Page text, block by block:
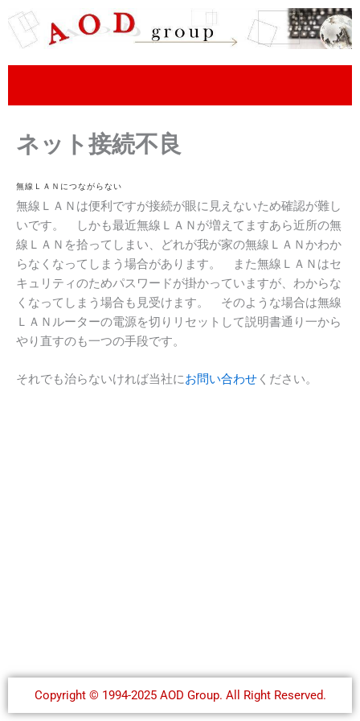
容
ス
ッ
ネット接続不良
無線ＬＡＮにつながらない
無線ＬＡＮは便利ですが接続が眼に見えないため確認が難し
いです。 しかも最近無線ＬＡＮが増えてますあら近所の無
線ＬＡＮを拾ってしまい、どれが我が家の無線ＬＡＮかわか
らなくなってしまう場合があります。 また無線ＬＡＮはセ
キュリティのためパスワードが掛かっていますが、わからな
くなってしまう場合も見受けます。 そのような場合は無線
ＬＡＮルーターの電源を切りリセットして説明書通り一から
やり直すのも一つの手段です。
それでも治らないければ当社にお問い合わせ ください。
Copyright © 1994-2025 AOD Group. All Right Reserved.